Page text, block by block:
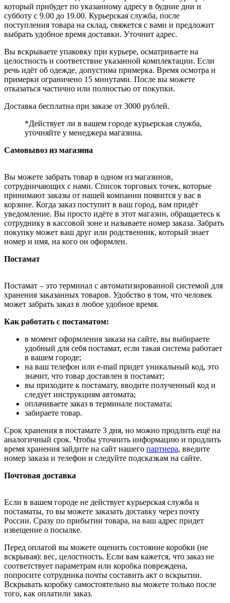
который прибудет по указанному адресу в будние дни и
субботу с 9.00 до 19.00. Курьерская служба, после
поступления товара на склад, свяжется с вами и предложит
выбрать удобное время доставки. Уточнит адрес.
Вы вскрываете упаковку при курьере, осматриваете на
целостность и соответствие указанной комплектации. Если
речь идёт об одежде, допустима примерка. Время осмотра и
примерки ограничено 15 минутами. После вы можете
отказаться частично или полностью от покупки.
Доставка бесплатна при заказе от 3000 рублей.
*Действует ли в вашем городе курьерская служба,
уточняйте у менеджера магазина.
Самовывоз из магазина
Вы можете забрать товар в одном из магазинов,
сотрудничающих с нами. Список торговых точек, которые
принимают заказы от нашей компании появится у вас в
корзине. Когда заказ поступит в ваш город, вам придёт
уведомление. Вы просто идёте в этот магазин, обращаетесь к
сотруднику в кассовой зоне и называете номер заказа. Забрать
покупку может ваш друг или родственник, который знает
номер и имя, на кого он оформлен.
Постамат
Постамат – это терминал с автоматизированной системой для
хранения заказанных товаров. Удобство в том, что человек
может забрать заказ в любое удобное время.
Как работать с постаматом:
в момент оформления заказа на сайте, вы выбираете
удобный для себя постамат, если такая система работает
в вашем городе;
на ваш телефон или e-mail придет уникальный код, это
значит, что товар доставлен в постамат;
вы приходите к постамату, вводите полученный код и
следует инструкциям автомата;
оплачиваете заказ в терминале постамата;
забираете товар.
Срок хранения в постамате 3 дня, но можно продлить ещё на
аналогичный срок. Чтобы уточнить информацию и продлить
время хранения зайдите на сайт нашего партнера, введите
номер заказа и телефон и следуйте подсказкам на сайте.
Почтовая доставка
Если в вашем городе не действует курьерская служба и
постаматы, то вы можете заказать доставку через почту
России. Сразу по прибытии товара, на ваш адрес придет
извещение о посылке.
Перед оплатой вы можете оценить состояние коробки (не
вскрывая): вес, целостность. Если вам кажется, что заказ не
соответствует параметрам или коробка повреждена,
попросите сотрудника почты составить акт о вскрытии.
Вскрывать коробку самостоятельно вы можете только после
того, как оплатили заказ.